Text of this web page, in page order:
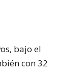
bajo el
con 32